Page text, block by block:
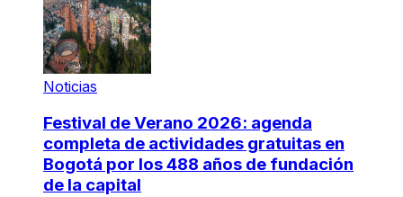
Noticias
Festival de Verano 2026: agenda
completa de actividades gratuitas en
Bogotá por los 488 años de fundación
de la capital